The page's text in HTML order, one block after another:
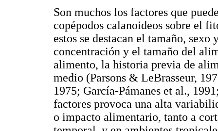
Son muchos los factores que
copépodos calanoideos sobre el
estos se destacan el tamaño,
concentración y el tamaño del
alimento, la historia previa de
medio (Parsons & LeBrasseur,
1975; García-Pámanes et al.,
factores provoca una alta
o impacto alimentario, tanto a